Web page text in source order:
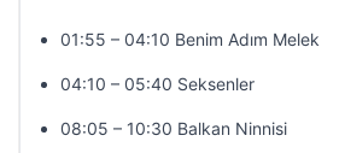
01:55 – 04:10 Benim Adım Melek
04:10 – 05:40 Seksenler
08:05 – 10:30 Balkan Ninnisi